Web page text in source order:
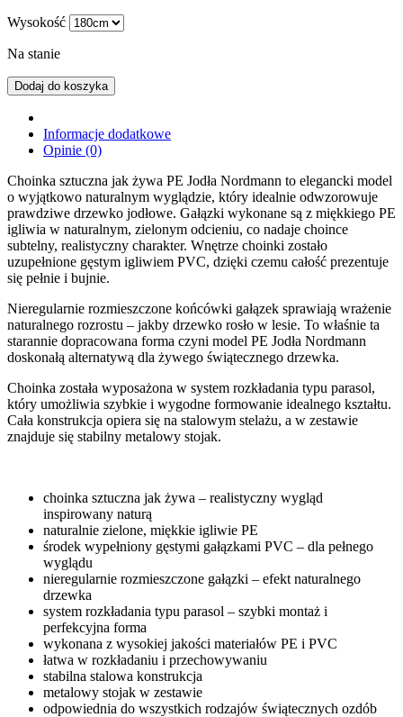
Wysokość
Na stanie
Dodaj do koszyka
Informacje dodatkowe
Opinie (0)
Choinka sztuczna jak żywa PE Jodła Nordmann to elegancki model
o wyjątkowo naturalnym wyglądzie, który idealnie odwzorowuje
prawdziwe drzewko jodłowe. Gałązki wykonane są z miękkiego PE
igliwia w naturalnym, zielonym odcieniu, co nadaje choince
subtelny, realistyczny charakter. Wnętrze choinki zostało
uzupełnione gęstym igliwiem PVC, dzięki czemu całość prezentuje
się pełnie i bujnie.
Nieregularnie rozmieszczone końcówki gałązek sprawiają wrażenie
naturalnego rozrostu – jakby drzewko rosło w lesie. To właśnie ta
starannie dopracowana forma czyni model PE Jodła Nordmann
doskonałą alternatywą dla żywego świątecznego drzewka.
Choinka została wyposażona w system rozkładania typu parasol,
który umożliwia szybkie i wygodne formowanie idealnego kształtu.
Cała konstrukcja opiera się na stalowym stelażu, a w zestawie
znajduje się stabilny metalowy stojak.
choinka sztuczna jak żywa – realistyczny wygląd
inspirowany naturą
naturalnie zielone, miękkie igliwie PE
środek wypełniony gęstymi gałązkami PVC – dla pełnego
wyglądu
nieregularnie rozmieszczone gałązki – efekt naturalnego
drzewka
system rozkładania typu parasol – szybki montaż i
perfekcyjna forma
wykonana z wysokiej jakości materiałów PE i PVC
łatwa w rozkładaniu i przechowywaniu
stabilna stalowa konstrukcja
metalowy stojak w zestawie
odpowiednia do wszystkich rodzajów świątecznych ozdób